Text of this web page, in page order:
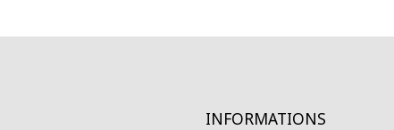
INFORMATIONS